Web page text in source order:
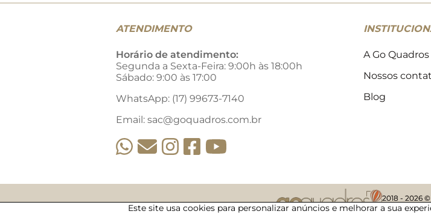
ATENDIMENTO
Horário de atendimento:
Segunda a Sexta-Feira: 9:00h às 18:00h
Sábado: 9:00 às 17:00
WhatsApp: (17) 99673-7140
Email: sac@goquadros.com.br
A Go
Nossos
Blog
2018 - 2026
06/
Este site usa cookies para personalizar anúncios e melhorar a sua